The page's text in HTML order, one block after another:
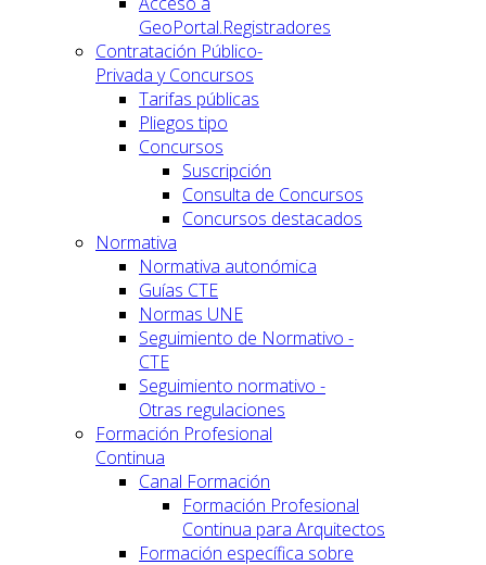
GeoPortal.Registradores
Contratación Público-
Privada y Concursos
Tarifas públicas
Pliegos tipo
Concursos
Suscripción
Consulta de Concursos
Concursos destacados
Normativa
Normativa autonómica
Guías CTE
Normas UNE
Seguimiento de Normativo -
CTE
Seguimiento normativo -
Otras regulaciones
Formación Profesional
Continua
Canal Formación
Formación Profesional
Continua para Arquitectos
Formación específica sobre